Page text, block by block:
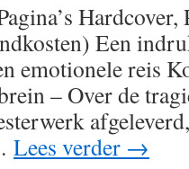
Een
emotionele reis
– Over de
Lees verder →